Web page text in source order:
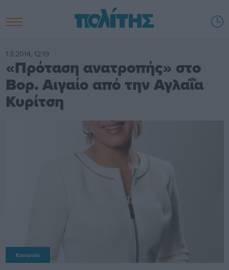
1.3.2014, 12:19
«Πρόταση ανατροπής» στο
Βορ. Αιγαίο από την Αγλαΐα
Κυρίτση
Κοινωνία